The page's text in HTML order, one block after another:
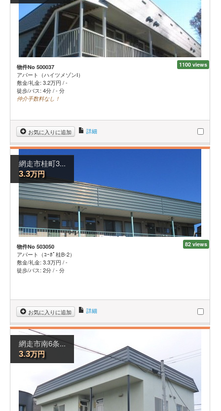
1100 views
物件No 500037
アパート（ハイツメゾンⅠ）
敷金/礼金: 3.2万円 /-
徒歩/バス: 4分 / - 分
仲介手数料なし！
お気に入りに追加 詳細
網走市桂町3...
3.3万円
82 views
物件No 503050
アパート（ｺｰﾎﾟ桂B-2）
敷金/礼金: 3.3万円 /-
徒歩/バス: 2分 / - 分
お気に入りに追加 詳細
網走市南6条...
3.3万円